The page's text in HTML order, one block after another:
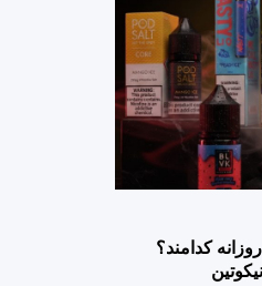
کدامند؟